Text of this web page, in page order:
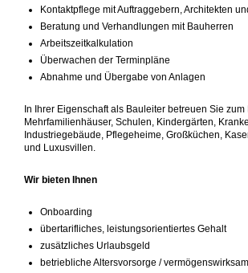
Kontaktpflege mit Auftraggebern, Architekten
Beratung und Verhandlungen mit Bauherren
Arbeitszeitkalkulation
Überwachen der Terminpläne
Abnahme und Übergabe von Anlagen
In Ihrer Eigenschaft als Bauleiter betreuen Sie
Mehrfamilienhäuser, Schulen, Kindergärten,
Industriegebäude, Pflegeheime, Großküchen,
und Luxusvillen.
Wir bieten Ihnen
Onboarding
übertarifliches, leistungsorientiertes Gehalt
zusätzliches Urlaubsgeld
betriebliche Altersvorsorge /